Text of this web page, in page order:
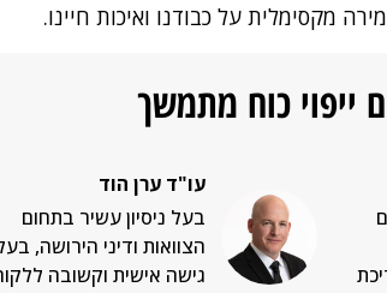
מקסימלית על כבודנו ואיכות חיינו.
ייפוי כוח מתמשך
עו"ד ערן הוד
בעל ניסיון עשיר בתחום
הצוואות ודיני הירושה,
גישה אישית וקשובה